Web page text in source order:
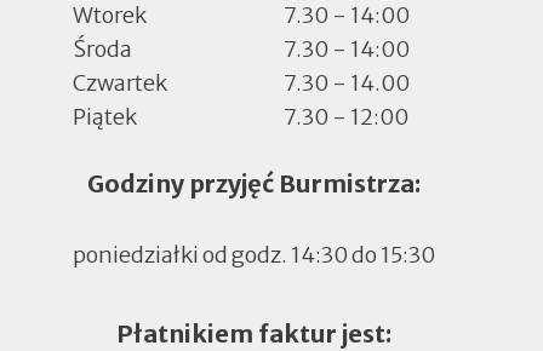
Wtorek
7.30 - 14:00
Środa
7.30 - 14:00
Czwartek
7.30 - 14.00
Piątek
7.30 - 12:00
Godziny przyjęć Burmistrza:
poniedziałki od godz. 14:30 do 15:30
Płatnikiem faktur jest: